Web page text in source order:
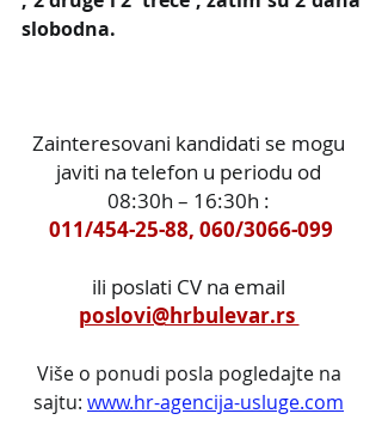
slobodna.
Zainteresovani kandidati se mogu
javiti na telefon u periodu od
08:30h – 16:30h :
011/454-25-88, 060/3066-099
ili poslati CV na email
poslovi@hrbulevar.rs
Više o ponudi posla pogledajte na
sajtu: www.hr-agencija-usluge.com